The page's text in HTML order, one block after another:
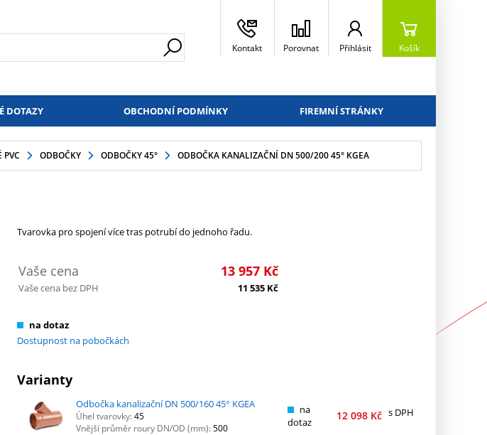
Kontakt Porovnat Přihlásit Košík
DOTAZY OBCHODNÍ PODMÍNKY FIREMNÍ STRÁNKY
PVC ODBOČKY ODBOČKY 45° ODBOČKA KANALIZAČNÍ DN 500/200 45° KGEA
Tvarovka pro spojení více tras potrubí do jednoho řadu.
Vaše cena 13 957 Kč
Vaše cena bez DPH 11 535 Kč
na dotaz
Dostupnost na pobočkách
Varianty
Odbočka kanalizační DN 500/160 45° KGEA
Úhel tvarovky:45
Vnější průměr roury DN/OD (mm):500
na
dotaz
12 098 Kč s DPH